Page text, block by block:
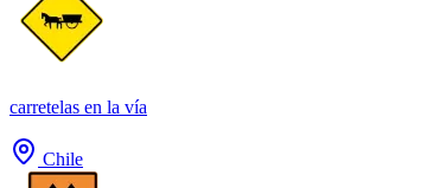
carretelas en la vía
Chile